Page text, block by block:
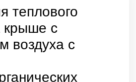
теплового
крыше с
воздуха с